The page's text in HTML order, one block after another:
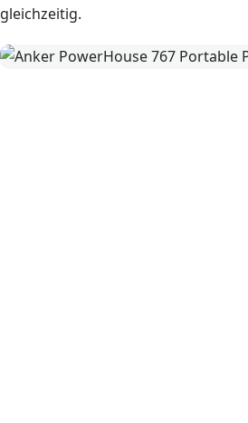
gleichzeitig.